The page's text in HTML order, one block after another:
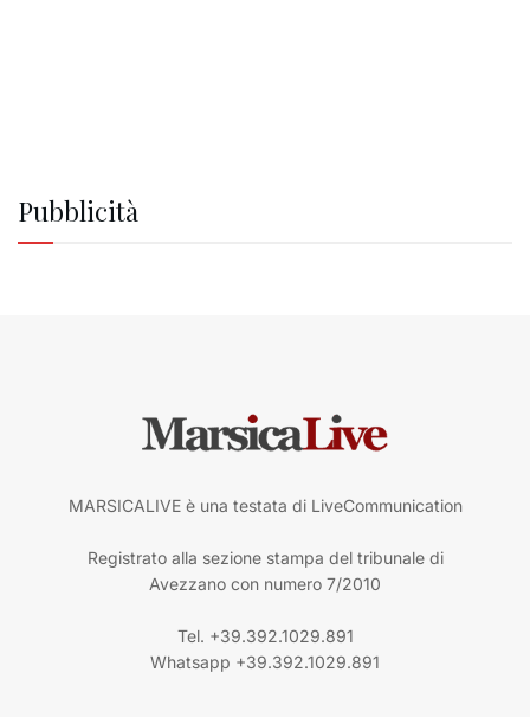
Pubblicità
MARSICALIVE è una testata di LiveCommunication
Registrato alla sezione stampa del tribunale di
Avezzano con numero 7/2010
Tel. +39.392.1029.891
Whatsapp +39.392.1029.891